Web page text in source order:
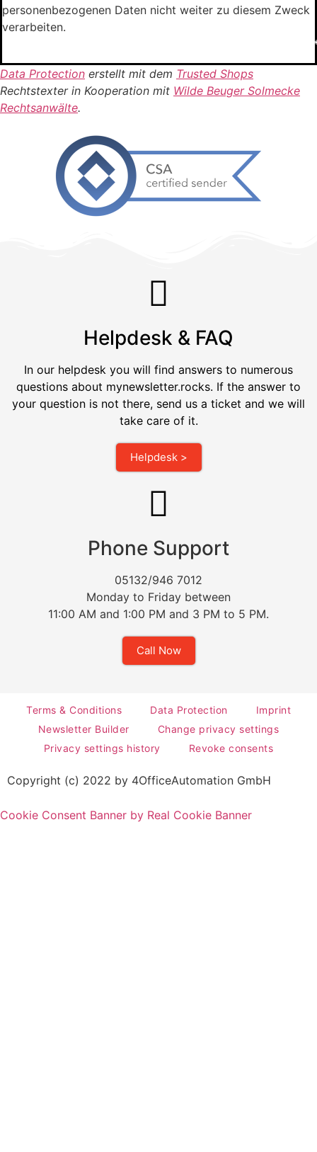
personenbezogenen Daten nicht weiter zu diesem Zweck
verarbeiten.
Data Protection erstellt mit dem Trusted Shops
Rechtstexter in Kooperation mit Wilde Beuger Solmecke
Rechtsanwälte.
Helpdesk & FAQ
In our helpdesk you will find answers to numerous
questions about mynewsletter.rocks. If the answer to
your question is not there, send us a ticket and we will
take care of it.
Helpdesk >
Phone Support
05132/946 7012
Monday to Friday between
11:00 AM and 1:00 PM and 3 PM to 5 PM.
Call Now
Terms & Conditions Data Protection
Imprint
Newsletter Builder
Change privacy settings
Privacy settings history
Revoke consents
Copyright (c) 2022 by 4OfficeAutomation GmbH
Cookie Consent Banner by Real Cookie Banner